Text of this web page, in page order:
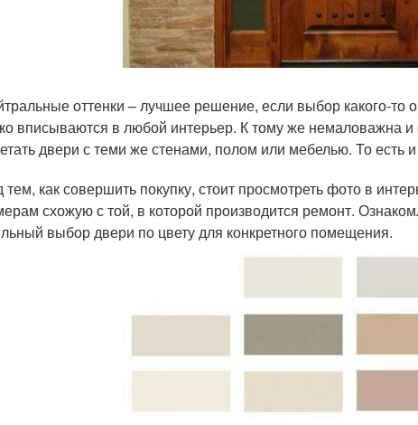
оттенки – лучшее решение, если выбор какого-то
вписываются в любой интерьер. К тому же немаловажна
двери с теми же стенами, полом или мебелью. То есть
как совершить покупку, стоит просмотреть фото в
схожую с той, в которой производится ремонт.
выбор двери по цвету для конкретного помещения.